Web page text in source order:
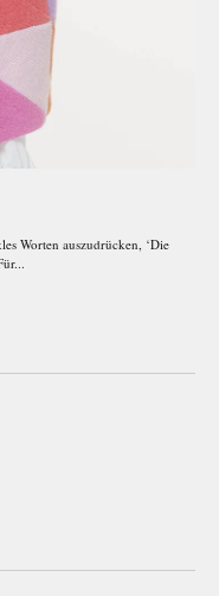
Worten auszudrücken, ‘Die